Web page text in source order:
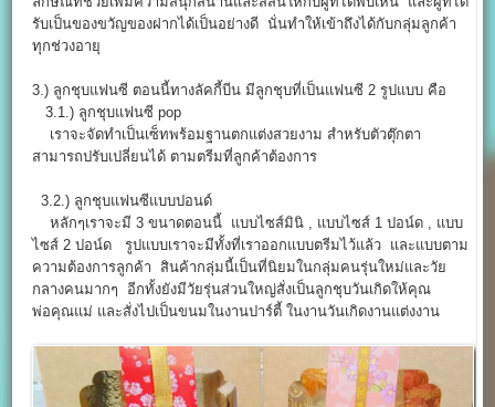
รับเป็นของขวัญของฝากได้เป็นอย่างดี นั่นทำให้เข้าถึงได้กับกลุ่มลูกค้า
ทุกช่วงอายุ
3.) ลูกชุบแฟนซี ตอนนี้ทางลัคกี้บีน มีลูกชุบที่เป็นแฟนซี 2 รูปแบบ คือ
3.1.) ลูกชุบแฟนซี pop
เราจะจัดทำเป็นเซ็ทพร้อมฐานตกแต่งสวยงาม สำหรับตัวตุ๊กตา
สามารถปรับเปลี่ยนได้ ตามตรีมที่ลูกค้าต้องการ
3.2.) ลูกชุบแฟนซีแบบปอนด์
หลักๆเราจะมี 3 ขนาดตอนนี้ แบบไซส์มินิ , แบบไซส์ 1 ปอน์ด , แบบ
ไซส์ 2 ปอน์ด รูปแบบเราจะมีทั้งที่เราออกแบบตรีมไว้แล้ว และแบบตาม
ความต้องการลูกค้า สินค้ากลุ่มนี้เป็นที่นิยมในกลุ่มคนรุ่นใหม่และวัย
กลางคนมากๆ อีกทั้งยังมีวัยรุ่นส่วนใหญ่สั่งเป็นลูกชุบวันเกิดให้คุณ
พ่อคุณแม่ และสั่งไปเป็นขนมในงานปาร์ตี้ ในงานวันเกิดงานแต่งงาน